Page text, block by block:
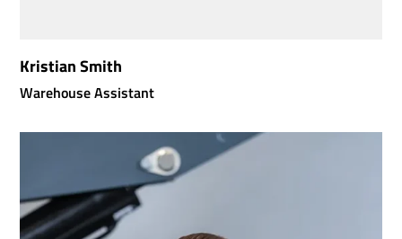
Kristian Smith
Warehouse Assistant